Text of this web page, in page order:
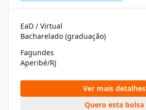
EaD / Virtual
Bacharelado (graduação)
Fagundes
Aperibé/RJ
Ver mais detalhes
Quero esta bolsa